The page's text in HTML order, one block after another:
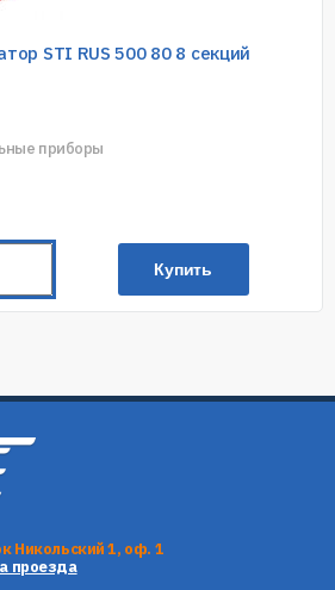
STI RUS 500 80 8 секций
приборы
Купить
Никольский 1, оф. 1
проезда